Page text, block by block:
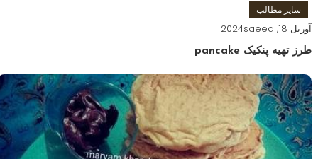
سایر مطالب
آوریل 18, 2024 saeed
طرز تهیه پنکیک pancake